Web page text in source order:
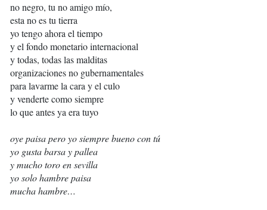
no negro, tu no amigo mío,
esta no es tu tierra
yo tengo ahora el tiempo
y el fondo monetario internacional
y todas, todas las malditas
organizaciones no gubernamentales
para lavarme la cara y el culo
y venderte como siempre
lo que antes ya era tuyo
oye paisa pero yo siempre bueno con tú
yo gusta barsa y pallea
y mucho toro en sevilla
yo solo hambre paisa
mucha hambre…